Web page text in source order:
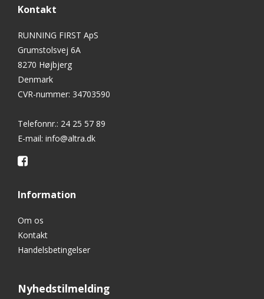
Kontakt
RUNNING FIRST ApS
Grumstolsvej 6A
8270 Højbjerg
Denmark
CVR-nummer: 34703590
Telefonnr.: 24 25 57 89
E-mail: info@altra.dk
Information
Om os
Kontakt
Handelsbetingelser
Nyhedstilmelding